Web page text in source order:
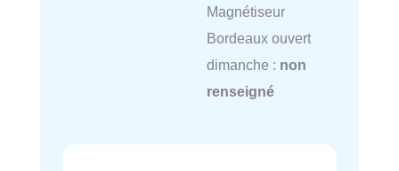
Magnétiseur
Bordeaux ouvert
dimanche : non
renseigné